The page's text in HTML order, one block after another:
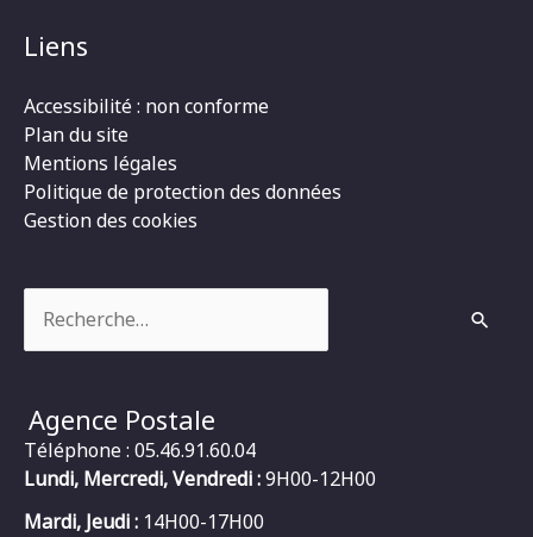
Liens
Accessibilité : non conforme
Plan du site
Mentions légales
Politique de protection des données
Gestion des cookies
Agence Postale
Téléphone : 05.46.91.60.04
Lundi, Mercredi, Vendredi :9H00-12H00
Mardi, Jeudi : 14H00-17H00